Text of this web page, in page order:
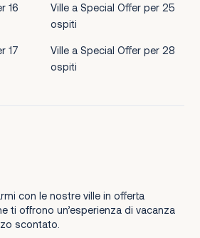
16
17
Ville a Special Offer per 25
ospiti
Ville a Special Offer per 28
ospiti
con le nostre ville in offerta
ti offrono un’esperienza di vacanza
scontato.